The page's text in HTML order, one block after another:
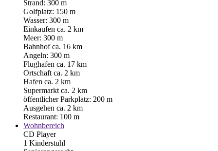
Strand: 300 m
Golfplatz: 150 m
Wasser: 300 m
Einkaufen ca. 2 km
Meer: 300 m
Bahnhof ca. 16 km
Angeln: 300 m
Flughafen ca. 17 km
Ortschaft ca. 2 km
Hafen ca. 2 km
Supermarkt ca. 2 km
öffentlicher Parkplatz: 200 m
Ausgehen ca. 2 km
Restaurant: 100 m
Wohnbereich
CD Player
1 Kinderstuhl